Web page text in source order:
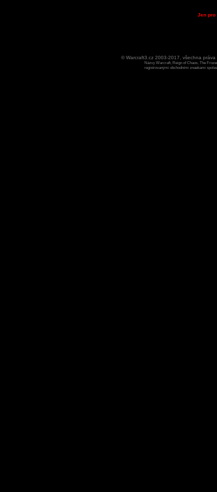
Jen pro
© Warcraft3.cz 2003-2017, všechna
Názvy Warcraft, Reign of Chaos, The
registrovanými obchodními znaekami